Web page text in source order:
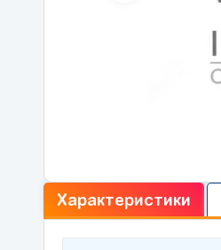
Характеристики